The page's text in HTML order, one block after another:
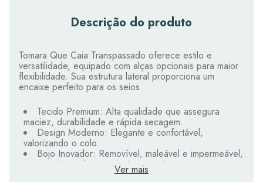
Descrição do produto
Tomara Que Caia Transpassado oferece estilo e
versatilidade, equipado com alças opcionais para maior
flexibilidade. Sua estrutura lateral proporciona um
encaixe perfeito para os seios.
Tecido Premium: Alta qualidade que assegura
maciez, durabilidade e rápida secagem.
Design Moderno: Elegante e confortável,
valorizando o colo.
Bojo Inovador: Removível, maleável e impermeável,
garantindo conforto sem absorver água.
Exclusividade: Detalhes personalizados que tornam
Ver mais